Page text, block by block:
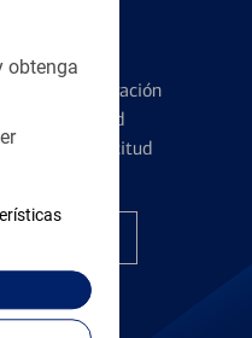
obtenga
la administración
y la identidad
una solicitud
correcta